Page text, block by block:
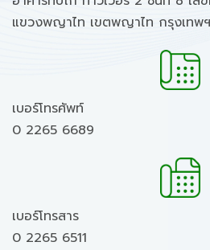
แขวงพญาไท เขตพญาไท กรุงเทพ
เบอร์โทรศัพท์
0 2265 6689
เบอร์โทรสาร
0 2265 6511